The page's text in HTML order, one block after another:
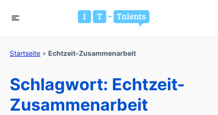
Startseite » Echtzeit-Zusammenarbeit
Schlagwort: Echtzeit-
Zusammenarbeit